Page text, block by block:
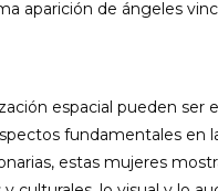
aparición de ángeles
espacial pueden
fundamentales
estas mujeres